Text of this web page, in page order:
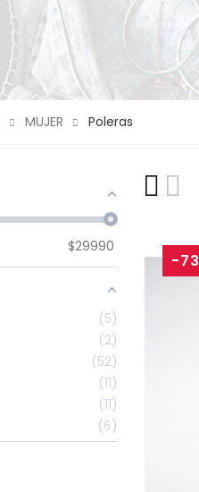
MUJER Poleras
-
$29990
5
2
52
11
11
6